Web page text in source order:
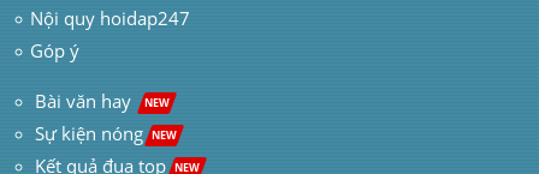
Nội quy hoidap247
Góp ý
Bài văn hay NEW
Sự kiện nóng NEW
Kết quả đua top NEW